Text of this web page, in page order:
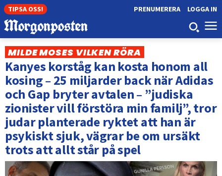
TIPSA OSS! LOGGA IN
PRENUMERERA
MILDE MOSES VILKEN RÖRA
Kanyes korståg kan kosta honom all
kosing – 25 miljarder back när Adidas
och Gap bryter avtalen – ”judiska
zionister vill förstöra min familj”, tror
judar planterade ryktet att han är
psykiskt sjuk, vägrar be om ursäkt
trots att allt står på spel